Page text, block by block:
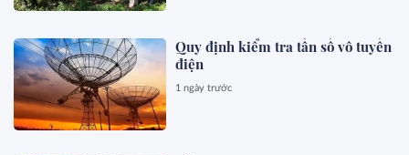
Quy định kiểm tra tần số vô tuyến
điện
1 ngày trước